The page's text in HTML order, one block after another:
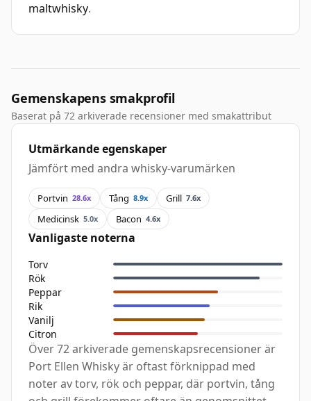
maltwhisky.
Gemenskapens smakprofil
Baserat på 72 arkiverade recensioner med smakattribut
Utmärkande egenskaper
Jämfört med andra whisky-varumärken
Portvin 28.6x Tång 8.9x Grill 7.6x
Medicinsk 5.0x Bacon 4.6x
Vanligaste noterna
Torv
Rök
Peppar
Rik
Vanilj
Citron
Över 72 arkiverade gemenskapsrecensioner är
Port Ellen Whisky är oftast förknippad med
noter av torv, rök och peppar, där portvin, tång